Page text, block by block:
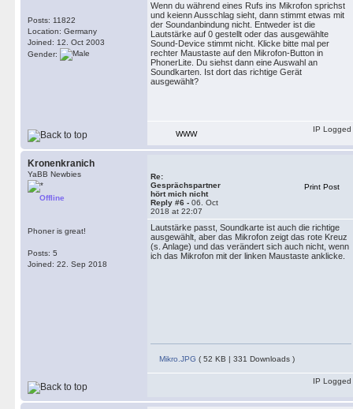
Posts: 11822
Location: Germany
Joined: 12. Oct 2003
Gender:
Wenn du während eines Rufs ins Mikrofon sprichst
und keienn Ausschlag sieht, dann stimmt etwas mit
der Soundanbindung nicht. Entweder ist die
Lautstärke auf 0 gestellt oder das ausgewählte
Sound-Device stimmt nicht. Klicke bitte mal per
rechter Maustaste auf den Mikrofon-Button in
PhonerLite. Du siehst dann eine Auswahl an
Soundkarten. Ist dort das richtige Gerät
ausgewählt?
WWW
IP Logged
Kronenkranich
YaBB Newbies
Offline
Phoner is great!
Posts: 5
Joined: 22. Sep 2018
Re:
Gesprächspartner
hört mich nicht
Reply #6 - 06. Oct
2018 at 22:07
Print Post
Lautstärke passt, Soundkarte ist auch die richtige
ausgewählt, aber das Mikrofon zeigt das rote Kreuz
(s. Anlage) und das verändert sich auch nicht, wenn
ich das Mikrofon mit der linken Maustaste anklicke.
Mikro.JPG ( 52 KB | 331 Downloads )
IP Logged